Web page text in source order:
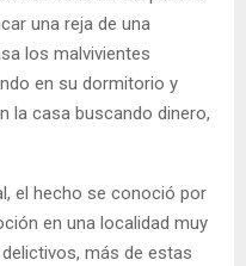
una reja de una
los malvivientes
en su dormitorio y
la casa buscando dinero,
el hecho se conoció por
en una localidad muy
más de estas